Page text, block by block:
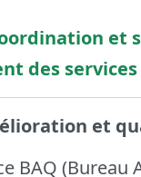
et
des
et
BAQ (Bureau